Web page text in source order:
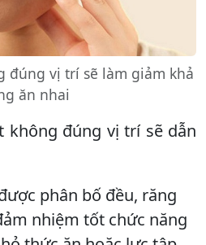
vị trí sẽ làm giảm khả
ăn nhai
không đúng vị trí sẽ dẫn
phân bố đều, răng
nhiệm tốt chức năng